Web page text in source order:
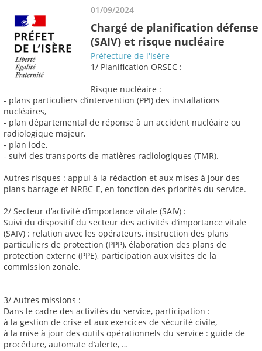
01/09/2024
Chargé de planification défense
(SAIV) et risque nucléaire
Préfecture de l'Isère
1/ Planification ORSEC :
Risque nucléaire :
- plans particuliers d’intervention (PPI) des installations
nucléaires,
- plan départemental de réponse à un accident nucléaire ou
radiologique majeur,
- plan iode,
- suivi des transports de matières radiologiques (TMR).
Autres risques : appui à la rédaction et aux mises à jour des
plans barrage et NRBC-E, en fonction des priorités du service.
2/ Secteur d’activité d’importance vitale (SAIV) :
Suivi du dispositif du secteur des activités d’importance vitale
(SAIV) : relation avec les opérateurs, instruction des plans
particuliers de protection (PPP), élaboration des plans de
protection externe (PPE), participation aux visites de la
commission zonale.
3/ Autres missions :
Dans le cadre des activités du service, participation :
à la gestion de crise et aux exercices de sécurité civile,
à la mise à jour des outils opérationnels du service : guide de
procédure, automate d’alerte, …